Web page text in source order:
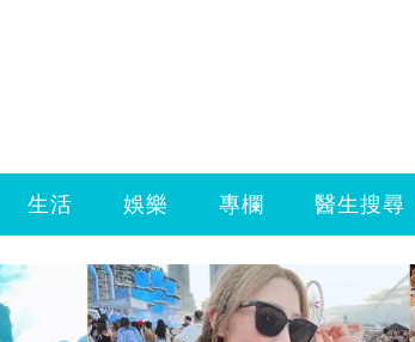
生活 娛樂 專欄 醫生搜尋